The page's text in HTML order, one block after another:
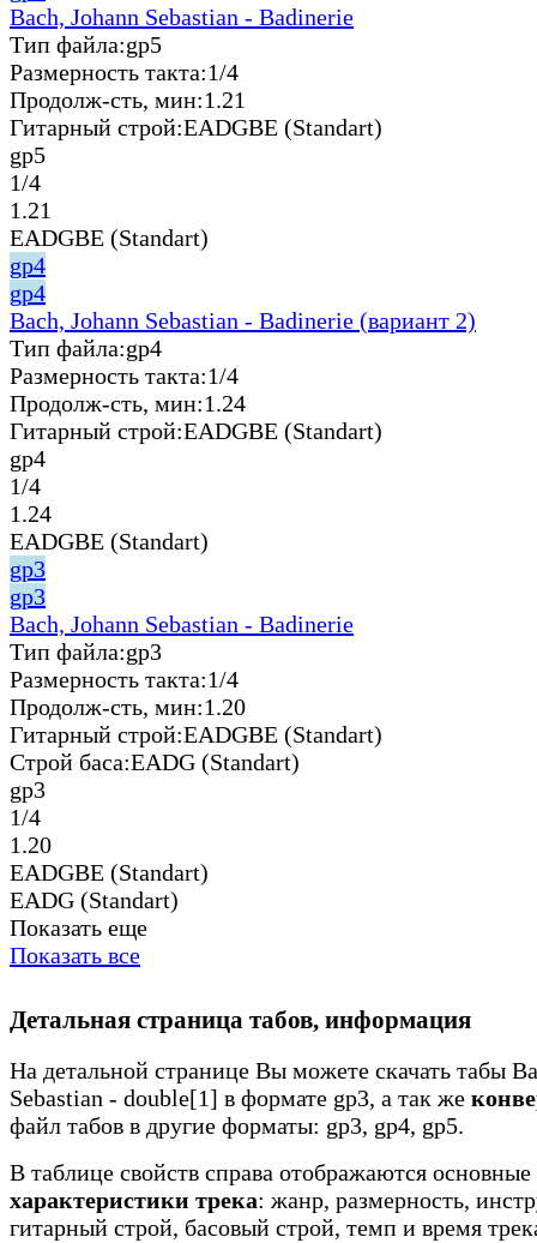
Bach, Johann Sebastian - Badinerie
Тип файла:gp5
Размерность такта:1/4
Продолж-сть, мин:1.21
Гитарный строй:EADGBE (Standart)
gp5
1/4
1.21
EADGBE (Standart)
gp4
gp4
Bach, Johann Sebastian - Badinerie (вариант 2)
Тип файла:gp4
Размерность такта:1/4
Продолж-сть, мин:1.24
Гитарный строй:EADGBE (Standart)
gp4
1/4
1.24
EADGBE (Standart)
gp3
gp3
Bach, Johann Sebastian - Badinerie
Тип файла:gp3
Размерность такта:1/4
Продолж-сть, мин:1.20
Гитарный строй:EADGBE (Standart)
Строй баса:EADG (Standart)
gp3
1/4
1.20
EADGBE (Standart)
EADG (Standart)
Показать еще
Показать все
Детальная страница табов, информация
На детальной странице Вы можете скачать табы
Sebastian - double[1] в формате gp3, а так же
файл табов в другие форматы: gp3, gp4, gp5.
В таблице свойств справа отображаются основные
характеристики трека: жанр, размерность,
гитарный строй, басовый строй, темп и время